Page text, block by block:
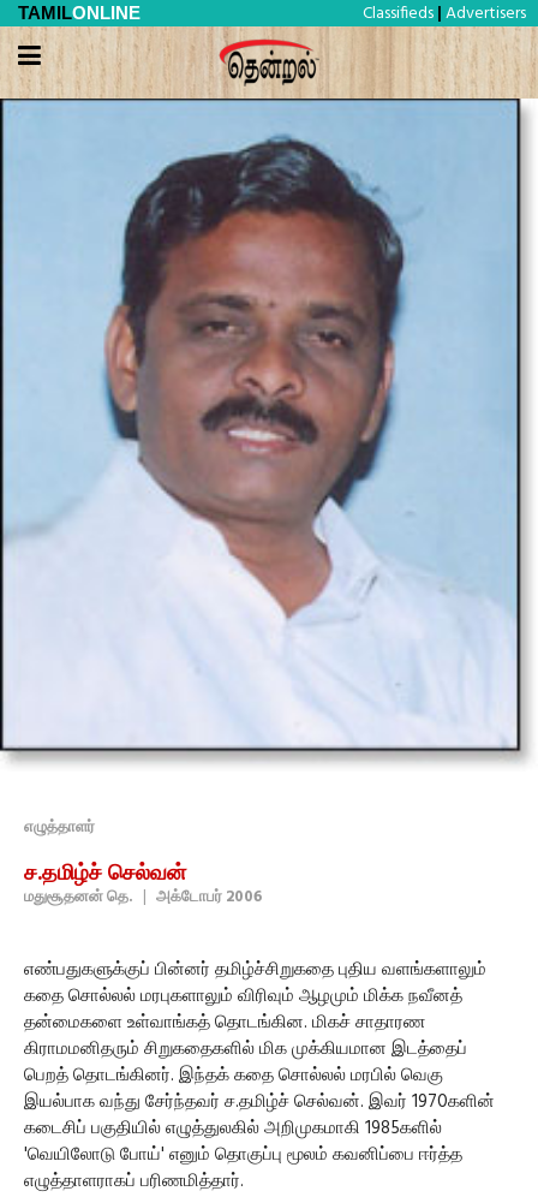
TAMILONLINE Classifieds | Advertisers
எழுத்தாளர்
ச.தமிழ்ச் செல்வன்
மதுசூதனன் தெ. | அக்டோபர் 2006
எண்பதுகளுக்குப் பின்னர் தமிழ்ச்சிறுகதை புதிய வளங்களாலும்
கதை சொல்லல் மரபுகளாலும் விரிவும் ஆழமும் மிக்க நவீனத்
தன்மைகளை உள்வாங்கத் தொடங்கின. மிகச் சாதாரண
கிராமமனிதரும் சிறுகதைகளில் மிக முக்கியமான இடத்தைப்
பெறத் தொடங்கினர். இந்தக் கதை சொல்லல் மரபில் வெகு
இயல்பாக வந்து சேர்ந்தவர் ச.தமிழ்ச் செல்வன். இவர் 1970களின்
கடைசிப் பகுதியில் எழுத்துலகில் அறிமுகமாகி 1985களில்
'வெயிலோடு போய்' எனும் தொகுப்பு மூலம் கவனிப்பை ஈர்த்த
எழுத்தாளராகப் பரிணமித்தார்.